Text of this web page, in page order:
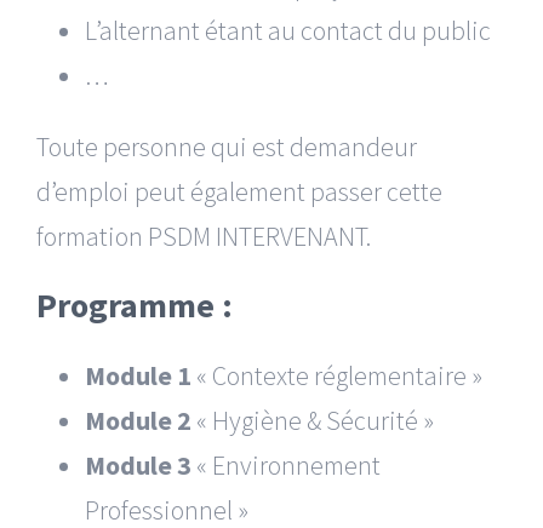
L’alternant étant au contact du public
…
Toute personne qui est demandeur
d’emploi peut également passer cette
formation PSDM INTERVENANT.
Programme :
Module 1 « Contexte réglementaire »
Module 2 « Hygiène & Sécurité »
Module 3 « Environnement
Professionnel »